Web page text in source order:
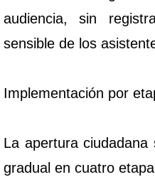
audiencia, sin
sensible de los
Implementación por
La apertura
gradual en cuatro